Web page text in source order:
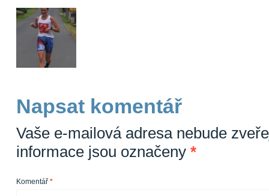
Napsat komentář
Vaše e-mailová adresa nebude
informace jsou označeny *
Komentář *